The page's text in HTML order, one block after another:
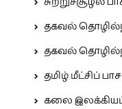
தகவல்
தகவல்
தமிழ் மீட்சிப்
கலை